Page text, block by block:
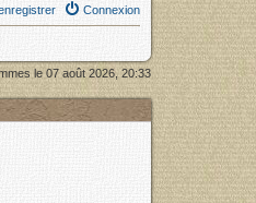
Connexion
le 07 août 2026, 20:33